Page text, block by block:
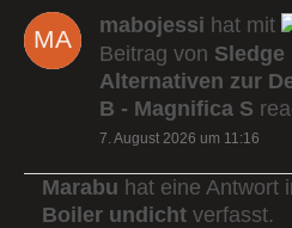
mabojessi hat mit
Beitrag von Sledge
Alternativen zur
B - Magnifica S
7. August 2026 um 11:16
Marabu hat eine Antwort
Boiler undicht verfasst.